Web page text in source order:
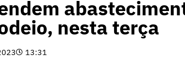
nesta terça
13:31